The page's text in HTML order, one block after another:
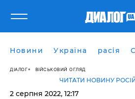
Новини Україна расія
ДІАЛОГ ВІЙСЬКОВИЙ ОГЛЯД
ЧИТАТИ НОВИНУ
2 серпня 2022, 12:17